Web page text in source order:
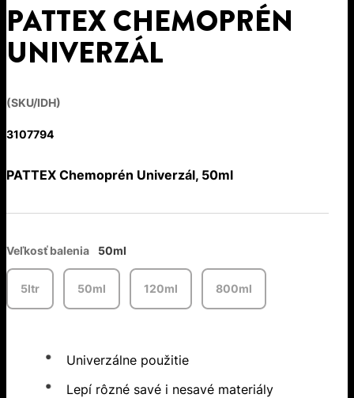
PATTEX CHEMOPRÉN
UNIVERZÁL
(SKU/IDH)
3107794
PATTEX Chemoprén Univerzál, 50ml
Veľkosť balenia 50ml
5ltr 50ml 120ml 800ml
Univerzálne použitie
Lepí rôzné savé i nesavé materiály